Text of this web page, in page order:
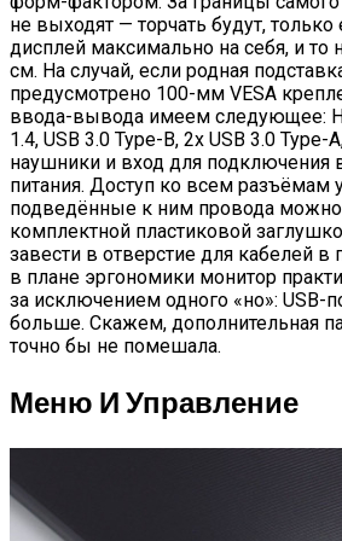
не выходят — торчать будут, только
дисплей максимально на себя, и то
см. На случай, если родная
предусмотрено 100-мм VESA
ввода-вывода имеем следующее:
1.4, USB 3.0 Type-B, 2x USB 3.0
наушники и вход для подключения
питания. Доступ ко всем разъёмам
подведённые к ним провода можно
комплектной пластиковой
завести в отверстие для кабелей
в плане эргономики монитор
за исключением одного «но»: USB-
больше. Скажем, дополнительная
точно бы не помешала.
Меню И Управление